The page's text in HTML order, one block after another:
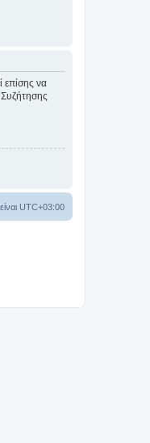
επίσης να
Συζήτησης
UTC+03:00